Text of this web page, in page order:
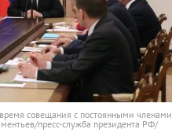
совещания с постоянными членами
пресс-служба президента РФ/